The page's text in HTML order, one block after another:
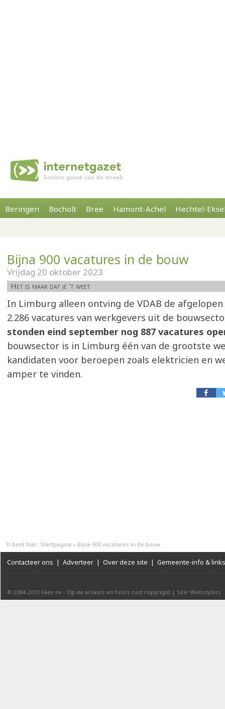
Beringen Bocholt Bree Hamont-Achel Hechtel-
Bijna 900 vacatures in de bouw
Vrijdag 20 oktober 2023
Het is maar dat je 't weet
In Limburg alleen ontving de VDAB de afgelopen
2.286 vacatures van werkgevers uit de
stonden eind september nog 887 vacatures
bouwsector is in Limburg één van de grootste
kandidaten voor beroepen zoals elektricien en
amper te vinden.
U bent hier: Startpagina » Bijna 900 vacatures in de bouw
Contacteer ons | Adverteer | Over deze site | Gemeente-info & links
© 2004-2013 Faes nv - Op de artikels en foto’s rust copyright | Site: Webstylers